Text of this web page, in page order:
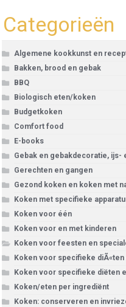
Categorieën
Algemene kookkunst en
Bakken, brood en gebak
BBQ
Biologisch eten/koken
Budgetkoken
Comfort food
E-books
Gebak en gebakdecoratie, ijs-
Gerechten en gangen
Gezond koken en koken met
Koken met specifieke
Koken voor één
Koken voor en met kinderen
Koken voor feesten en
Koken voor specifieke
Koken voor specifieke diëten
Koken/eten per ingrediënt
Koken: conserveren en